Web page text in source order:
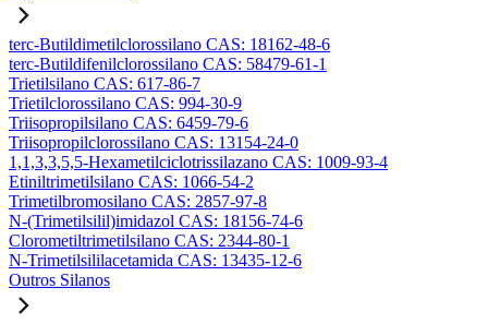
terc-Butildimetilclorossilano CAS: 18162-48-6
terc-Butildifenilclorossilano CAS: 58479-61-1
Trietilsilano CAS: 617-86-7
Trietilclorossilano CAS: 994-30-9
Triisopropilsilano CAS: 6459-79-6
Triisopropilclorossilano CAS: 13154-24-0
1,1,3,3,5,5-Hexametilciclotrissilazano CAS: 1009-93-4
Etiniltrimetilsilano CAS: 1066-54-2
Trimetilbromosilano CAS: 2857-97-8
N-(Trimetilsilil)imidazol CAS: 18156-74-6
Clorometiltrimetilsilano CAS: 2344-80-1
N-Trimetilsililacetamida CAS: 13435-12-6
Outros Silanos